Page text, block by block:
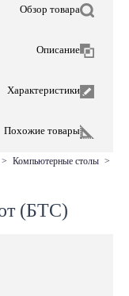
Обзор товара
Описание
Характеристики
Похожие товары
> компьютерные столы >
(БТС)